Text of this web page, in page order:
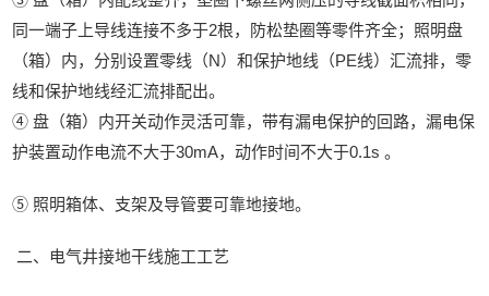
同一端子上导线连接不多于2根，防松垫圈等零件齐全；照明盘
（箱）内，分别设置零线（N）和保护地线（PE线）汇流排，零
线和保护地线经汇流排配出。
④ 盘（箱）内开关动作灵活可靠，带有漏电保护的回路，漏电保
护装置动作电流不大于30mA，动作时间不大于0.1s 。
⑤ 照明箱体、支架及导管要可靠地接地。
二、电气井接地干线施工工艺